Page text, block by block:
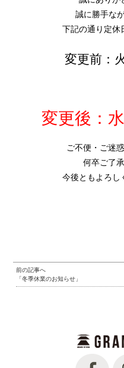
誠に勝手な
下記の通り定休
変更前：
変更後：
ご不便・ご迷
何卒ご了
今後ともよろし
前の記事へ
「冬季休業のお知らせ」